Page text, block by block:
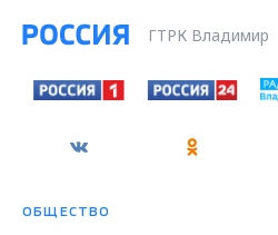
ГТРК Владимир
ОБЩЕСТВО